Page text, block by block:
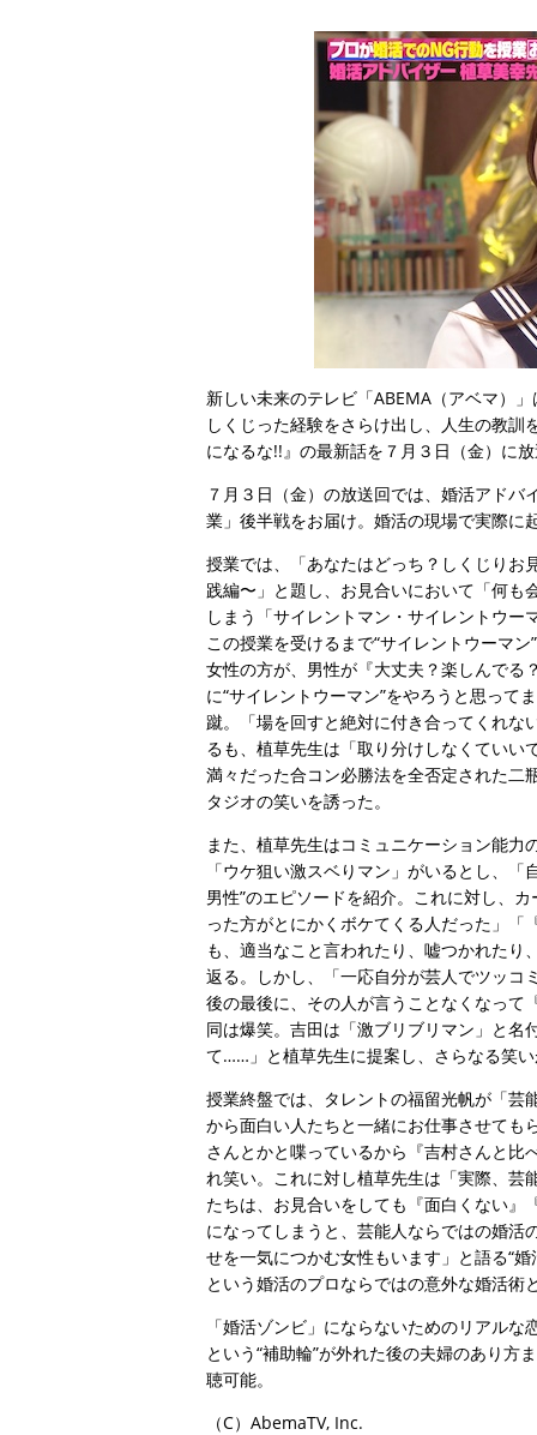
新しい未来のテレビ「ABEMA（アベマ）
しくじった経験をさらけ出し、人生の教
になるな!!』の最新話を７月３日（金）に
７月３日（金）の放送回では、婚活アド
業」後半戦をお届け。婚活の現場で実際に
授業では、「あなたはどっち？しくじりお
践編〜」と題し、お見合いにおいて「何
しまう「サイレントマン・サイレントウ
この授業を受けるまで“サイレントウーマ
女性の方が、男性が『大丈夫？楽しんで
に“サイレントウーマン”をやろうと思って
蹴。「場を回すと絶対に付き合ってくれな
るも、植草先生は「取り分けしなくてい
満々だった合コン必勝法を全否定された
タジオの笑いを誘った。
また、植草先生はコミュニケーション能
「ウケ狙い激スベりマン」がいるとし、
男性”のエピソードを紹介。これに対し、
った方がとにかくボケてくる人だった」
も、適当なこと言われたり、嘘つかれた
返る。しかし、「一応自分が芸人でツッコ
後の最後に、その人が言うことなくなって
同は爆笑。吉田は「激ブリブリマン」と
て……」と植草先生に提案し、さらなる笑
授業終盤では、タレントの福留光帆が「芸
から面白い人たちと一緒にお仕事させて
さんとかと喋っているから『吉村さんと
れ笑い。これに対し植草先生は「実際、芸
たちは、お見合いをしても『面白くない』
になってしまうと、芸能人ならではの婚
せを一気につかむ女性もいます」と語る“
という婚活のプロならではの意外な婚活術
「婚活ゾンビ」にならないためのリアル
という“補助輪”が外れた後の夫婦のあり方
聴可能。
（C）AbemaTV, Inc.